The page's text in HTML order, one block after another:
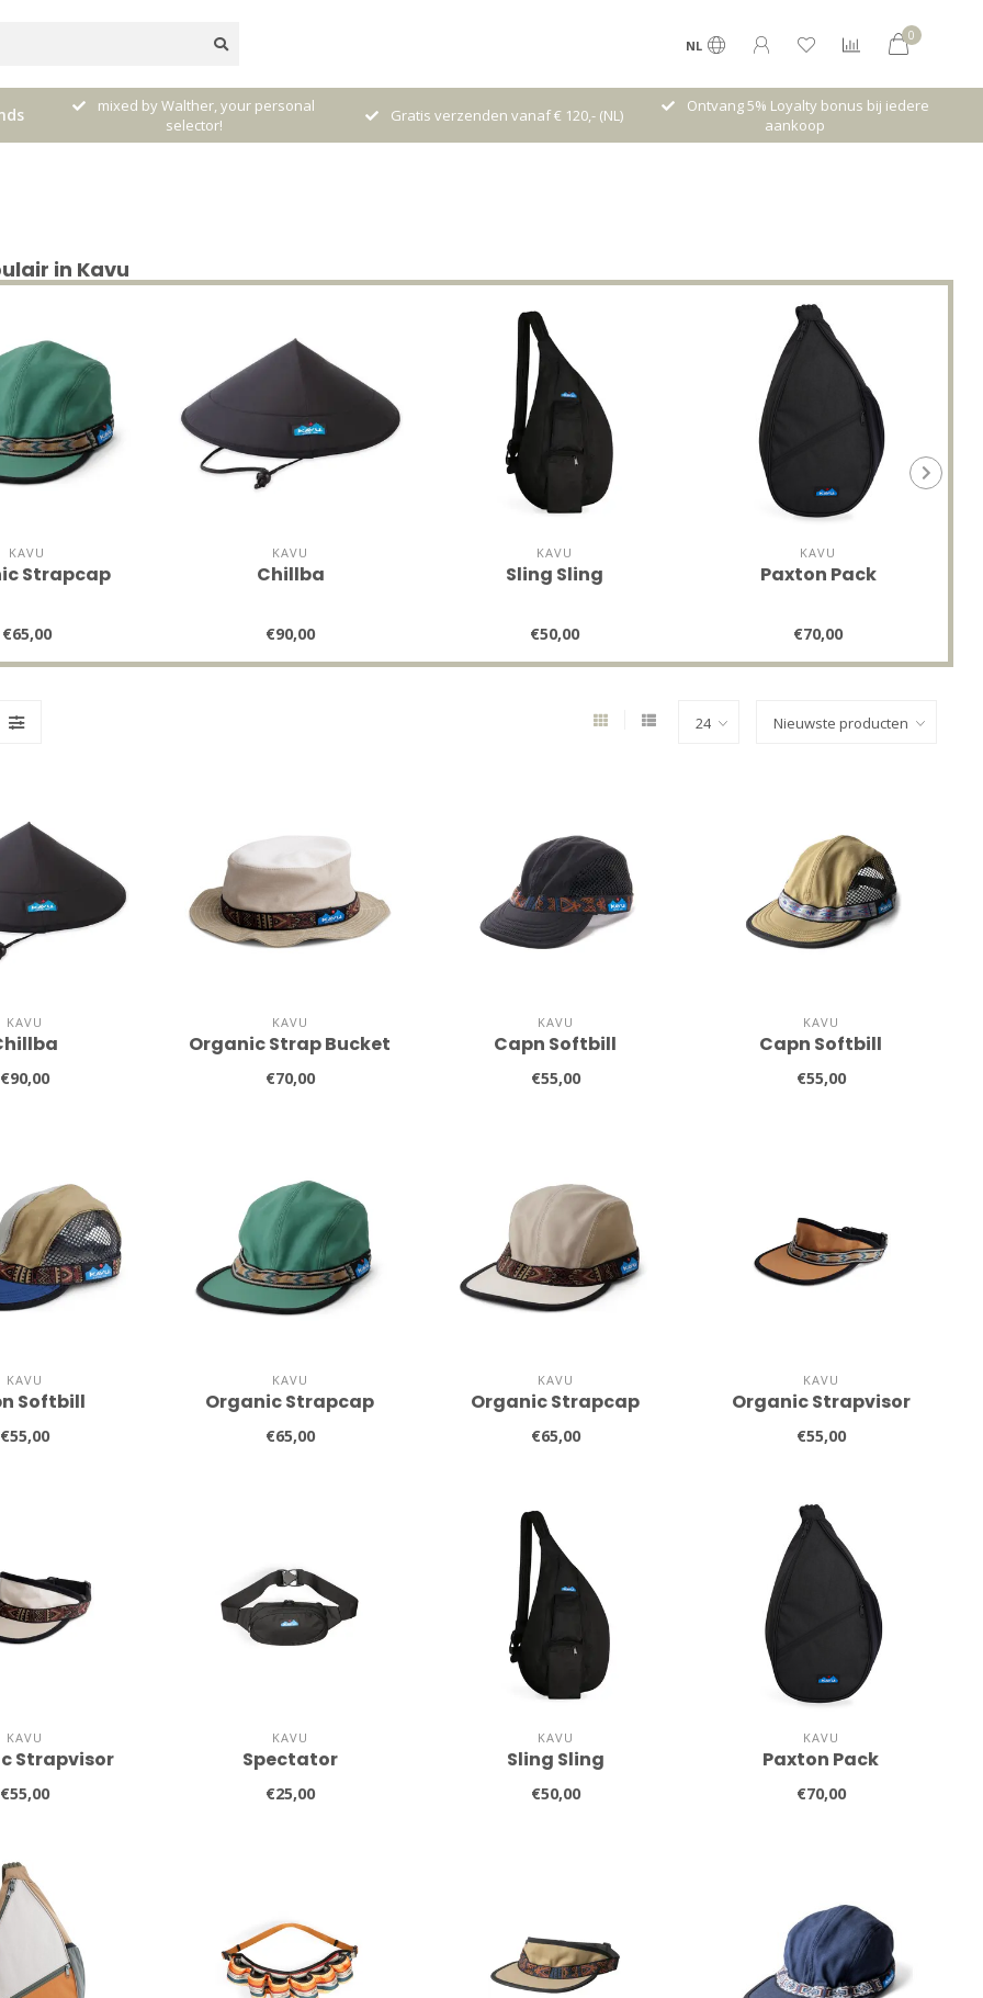
NL
0
personal Gratis verzenden vanaf € 120,- (NL)
Ontvang 5% Loyalty bonus bij iedere
aankoop
High quality brands with authentic
stories and traditions
in Kavu
KAVU
Strapcap
€65,00
KAVU
Chillba
€90,00
KAVU
Sling Sling
€50,00
KAVU
Paxton Pack
€70,00
KAVU
€90,00
KAVU
Organic Strap Bucket
€70,00
KAVU
Capn Softbill
€55,00
KAVU
Capn Softbill
€55,00
KAVU
Softbill
€55,00
KAVU
Organic Strapcap
€65,00
KAVU
Organic Strapcap
€65,00
KAVU
Organic Strapvisor
€55,00
KAVU
Strapvisor
€55,00
KAVU
Spectator
€25,00
KAVU
Sling Sling
€50,00
KAVU
Paxton Pack
€70,00